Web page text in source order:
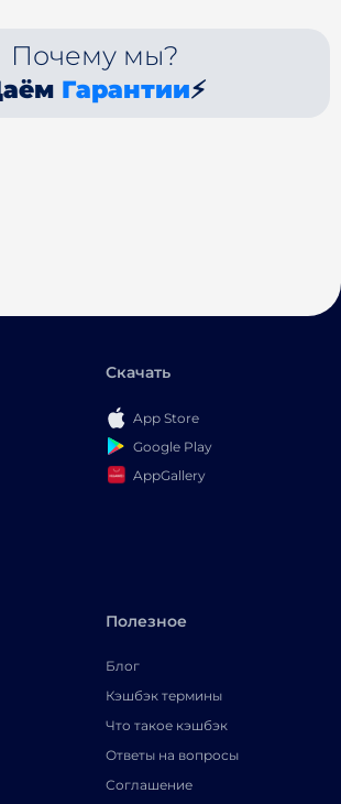
Почему мы?
Гарантии⚡
Скачать
App Store
Google Play
AppGallery
Полезное
Блог
Кэшбэк термины
Что такое кэшбэк
Ответы на вопросы
Соглашение